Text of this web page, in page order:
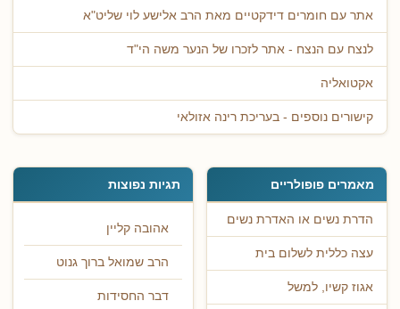
אתר עם חומרים דידקטיים מאת הרב אלישע לוי שליט"א
לנצח עם הנצח - אתר לזכרו של הנער משה הי"ד
אקטואליה
קישורים נוספים - בעריכת רינה אזולאי
מאמרים פופולריים
הדרת נשים או האדרת נשים
עצה כללית לשלום בית
אגוז קשיו, למשל
תגיות נפוצות
אהובה קליין
הרב שמואל ברוך גנוט
דבר החסידות